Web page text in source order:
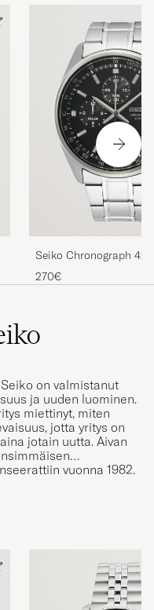
Seiko Chronograph
Black Dial
270€
on valmistanut
ja uuden luominen.
miettinyt, miten
jotta yritys on
jotain uutta. Aivan
vuonna 1982.
avasi kelloliikkeen
ja korjasi kelloja. Kun
Näin pienestä
tunnettu kellovalmistaja